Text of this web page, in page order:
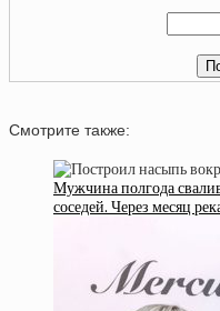
Смотрите также:
Мужчина полгода
соседей. Через месяц